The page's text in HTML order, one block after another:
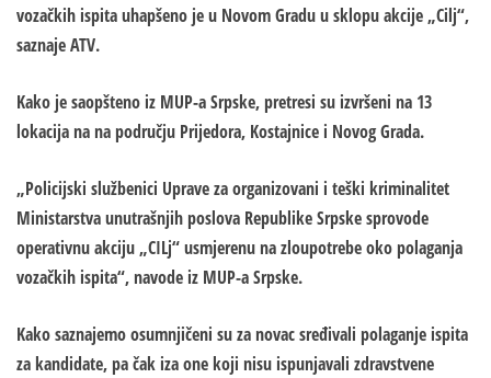
vozačkih ispita uhapšeno je u Novom Gradu u sklopu akcije „Cilj“,
saznaje ATV.
Kako je saopšteno iz MUP-a Srpske, pretresi su izvršeni na 13
lokacija na na području Prijedora, Kostajnice i Novog Grada.
„Policijski službenici Uprave za organizovani i teški kriminalitet
Ministarstva unutrašnjih poslova Republike Srpske sprovode
operativnu akciju „CILj“ usmjerenu na zloupotrebe oko polaganja
vozačkih ispita“, navode iz MUP-a Srpske.
Kako saznajemo osumnjičeni su za novac sređivali polaganje ispita
za kandidate, pa čak iza one koji nisu ispunjavali zdravstvene